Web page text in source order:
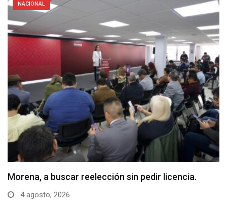
NACIONAL
Morena, a buscar reelección sin pedir licencia.
4 agosto, 2026